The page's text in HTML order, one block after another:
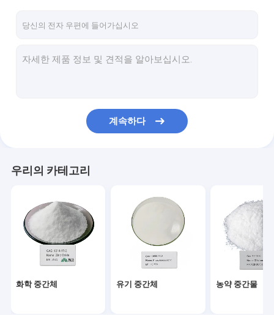
니코틴과 피레트로이드 반제품
식품 첨가물
계속하다
우리의 카테고리
화학 중간체 유기 중간체 농약 중간물